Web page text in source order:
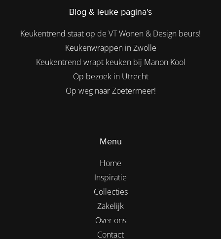
Blog & leuke pagina's
Keukentrend staat op de VT Wonen & Design beurs!
Keukenwrappen in Zwolle
Keukentrend wrapt keuken bij Manon Kool
Op bezoek in Utrecht
Op weg naar Zoetermeer!
Menu
Home
Inspiratie
Collecties
Zakelijk
Over ons
Contact